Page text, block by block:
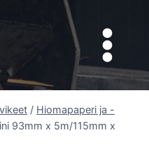
/ Hiomapaperi ja -
93mm x 5m/115mm x